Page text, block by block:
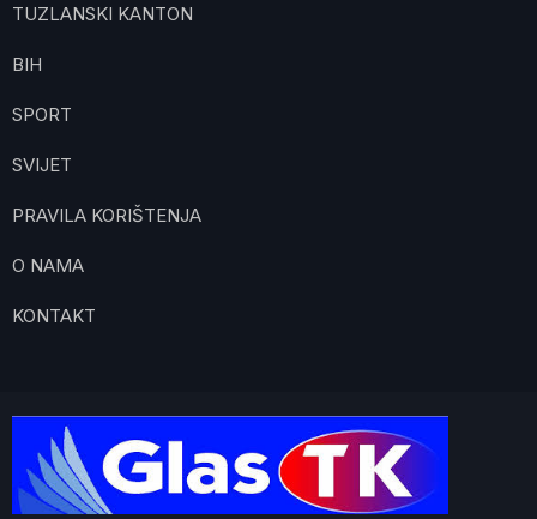
TUZLANSKI KANTON
BIH
SPORT
SVIJET
PRAVILA KORIŠTENJA
O NAMA
KONTAKT